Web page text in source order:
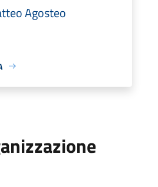
Agosteo